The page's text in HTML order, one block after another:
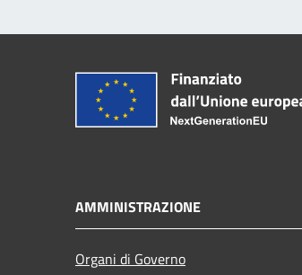
AMMINISTRAZIONE
Organi di Governo